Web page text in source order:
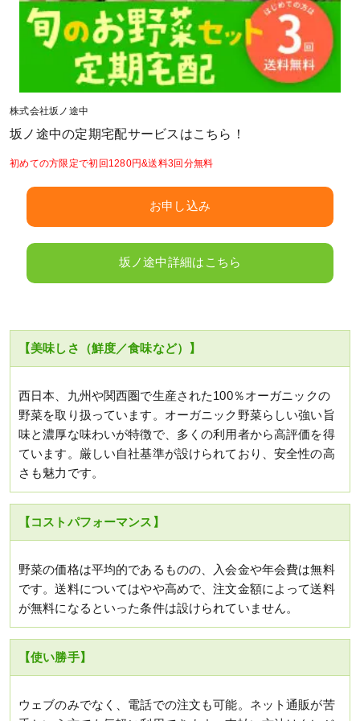
株式会社坂ノ途中
坂ノ途中の定期宅配サービスはこちら！
初めての方限定で初回1280円&送料3回分無料
お申し込み
坂ノ途中詳細はこちら
【美味しさ（鮮度／食味など）】
西日本、九州や関西圏で生産された100％オーガニックの
野菜を取り扱っています。オーガニック野菜らしい強い旨
味と濃厚な味わいが特徴で、多くの利用者から高評価を得
ています。厳しい自社基準が設けられており、安全性の高
さも魅力です。
【コストパフォーマンス】
野菜の価格は平均的であるものの、入会金や年会費は無料
です。送料についてはやや高めで、注文金額によって送料
が無料になるといった条件は設けられていません。
【使い勝手】
ウェブのみでなく、電話での注文も可能。ネット通販が苦